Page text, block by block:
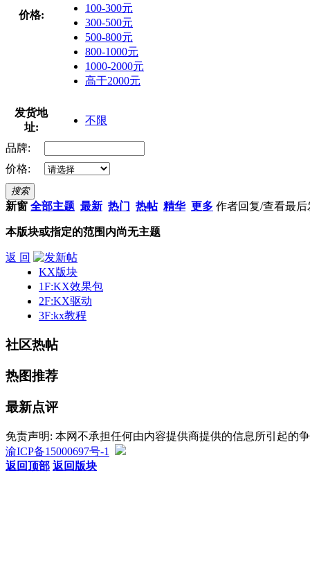
价格:
100-300元
300-500元
500-800元
800-1000元
1000-2000元
高于2000元
发货地
址:
不限
品牌:
价格:
搜索
新窗 全部主题 最新 热门 热帖 精华 更多 作者回复/查看最后
本版块或指定的范围内尚无主题
返 回
KX版块
1F:KX效果包
2F:KX驱动
3F:kx教程
社区热帖
热图推荐
最新点评
免责声明: 本网不承担任何由内容提供商提供的信息所引起的
渝ICP备15000697号-1
返回顶部 返回版块